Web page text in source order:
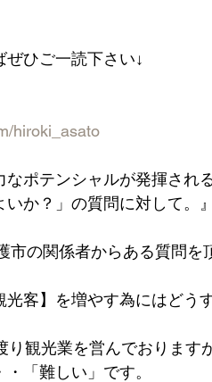
ぜひご一読下さい↓
hiroki_asato
なポテンシャルが発揮さ
か？」の質問に対して。』
市の関係者からある質問を
光客】を増やす為にはどう
り観光業を営んでおりますが
「難しい」です。